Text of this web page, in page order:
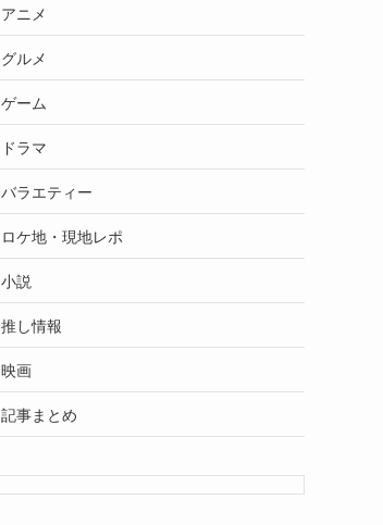
アニメ
グルメ
ゲーム
ドラマ
バラエティー
ロケ地・現地レポ
小説
推し情報
映画
記事まとめ